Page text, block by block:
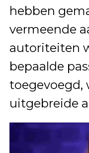
hebben
vermeende
autoriteiten
bepaalde
toegevoegd,
uitgebreide